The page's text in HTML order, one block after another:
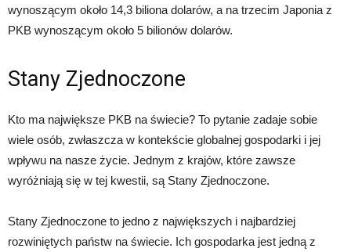
wynoszącym około 14,3 biliona dolarów, a na trzecim Japonia z
PKB wynoszącym około 5 bilionów dolarów.
Stany Zjednoczone
Kto ma największe PKB na świecie? To pytanie zadaje sobie
wiele osób, zwłaszcza w kontekście globalnej gospodarki i jej
wpływu na nasze życie. Jednym z krajów, które zawsze
wyróżniają się w tej kwestii, są Stany Zjednoczone.
Stany Zjednoczone to jedno z największych i najbardziej
rozwiniętych państw na świecie. Ich gospodarka jest jedną z